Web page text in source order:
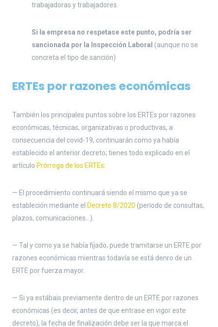
trabajadoras y trabajadores.
Si la empresa no respetase este punto, podría ser
sancionada por la Inspección Laboral (aunque no se
concreta el tipo de sanción)
ERTEs por razones económicas
También los principales puntos sobre los ERTEs por razones
económicas, técnicas, organizativas o productivas, a
consecuencia del covid-19, continuarán como ya había
establecido el anterior decreto; tienes todo explicado en el
artículo Prórroga de los ERTEs:
— El procedimiento continuará siendo el mismo que ya se
estableción mediante el Decreto 8/2020 (periodo de consultas,
plazos, comunicaciones…).
— Tal y como ya se había fijado, puede tramitarse un ERTE por
razones económicas mientras todavía se está denro de un
ERTE por fuerza mayor.
— Si ya estábais previamente dentro de un ERTE por razones
económicas (es decir, antes de que entrase en vigor este
decreto), la fecha de finalización debe ser la que marca el